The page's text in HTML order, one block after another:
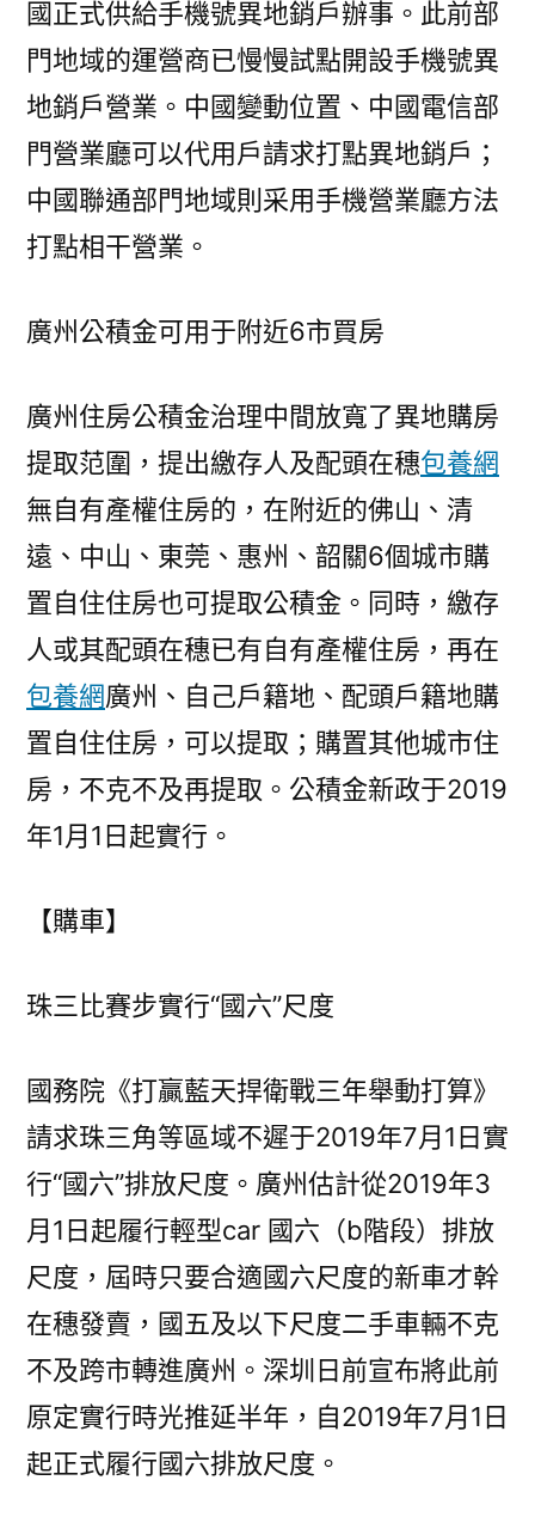
國正式供給手機號異地銷戶辦事。此前部
門地域的運營商已慢慢試點開設手機號異
地銷戶營業。中國變動位置、中國電信部
門營業廳可以代用戶請求打點異地銷戶；
中國聯通部門地域則采用手機營業廳方法
打點相干營業。
廣州公積金可用于附近6市買房
廣州住房公積金治理中間放寬了異地購房
提取范圍，提出繳存人及配頭在穗包養網
無自有產權住房的，在附近的佛山、清
遠、中山、東莞、惠州、韶關6個城市購
置自住住房也可提取公積金。同時，繳存
人或其配頭在穗已有自有產權住房，再在
包養網廣州、自己戶籍地、配頭戶籍地購
置自住住房，可以提取；購置其他城市住
房，不克不及再提取。公積金新政于2019
年1月1日起實行。
【購車】
珠三比賽步實行“國六”尺度
國務院《打贏藍天捍衛戰三年舉動打算》
請求珠三角等區域不遲于2019年7月1日實
行“國六”排放尺度。廣州估計從2019年3
月1日起履行輕型car 國六（b階段）排放
尺度，屆時只要合適國六尺度的新車才幹
在穗發賣，國五及以下尺度二手車輛不克
不及跨市轉進廣州。深圳日前宣布將此前
原定實行時光推延半年，自2019年7月1日
起正式履行國六排放尺度。